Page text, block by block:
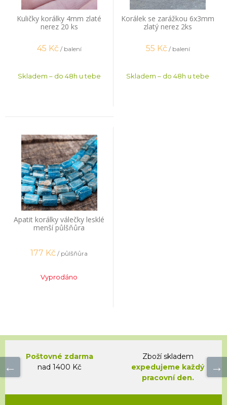
Kuličky korálky 4mm zlaté
nerez 20 ks
45 Kč / balení
Skladem – do 48h u tebe
Korálek se zarážkou 6x3mm
zlatý nerez 2ks
55 Kč / balení
Skladem – do 48h u tebe
Apatit korálky válečky lesklé
menší půlšňůra
177 Kč / půlšňůra
Vyprodáno
Poštovné zdarma
nad 1400 Kč
Zboží skladem
expedujeme každý
pracovní den.